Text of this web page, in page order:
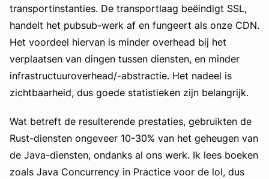
transportinstanties. De transportlaag beëindigt SSL,
handelt het pubsub-werk af en fungeert als onze CDN.
Het voordeel hiervan is minder overhead bij het
verplaatsen van dingen tussen diensten, en minder
infrastructuuroverhead/-abstractie. Het nadeel is
zichtbaarheid, dus goede statistieken zijn belangrijk.
Wat betreft de resulterende prestaties, gebruikten de
Rust-diensten ongeveer 10-30% van het geheugen van
de Java-diensten, ondanks al ons werk. Ik lees boeken
zoals Java Concurrency in Practice voor de lol, dus